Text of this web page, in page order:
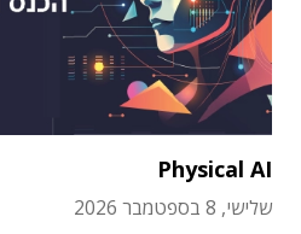
Physical AI
שלישי, 8 בספטמבר 2026